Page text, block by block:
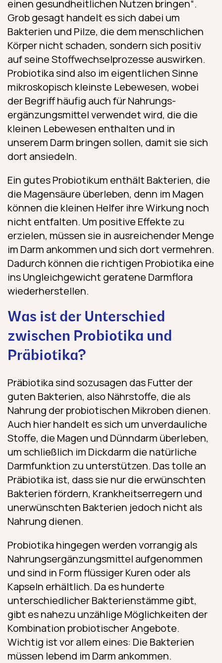
einen gesundheitlichen Nutzen bringen“.
Grob gesagt handelt es sich dabei um
Bakterien und Pilze, die dem menschlichen
Körper nicht schaden, sondern sich positiv
auf seine Stoffwechselprozesse auswirken.
Probiotika sind also im eigentlichen Sinne
mikroskopisch kleinste Lebewesen, wobei
der Begriff häufig auch für Nahrungs­
ergänzungs­mittel verwendet wird, die die
kleinen Lebewesen enthalten und in
unserem Darm bringen sollen, damit sie sich
dort ansiedeln.
Ein gutes Probiotikum enthält Bakterien, die
die Magensäure überleben, denn im Magen
können die kleinen Helfer ihre Wirkung noch
nicht entfalten. Um positive Effekte zu
erzielen, müssen sie in ausreichender Menge
im Darm ankommen und sich dort vermehren.
Dadurch können die richtigen Probiotika eine
ins Ungleichgewicht geratene Darmflora
wiederherstellen.
Was ist der Unterschied
zwischen Probiotika und
Präbiotika?
Präbiotika sind sozusagen das Futter der
guten Bakterien, also Nährstoffe, die als
Nahrung der probiotischen Mikroben dienen.
Auch hier handelt es sich um unverdauliche
Stoffe, die Magen und Dünndarm überleben,
um schließlich im Dickdarm die natürliche
Darmfunktion zu unterstützen. Das tolle an
Präbiotika ist, dass sie nur die erwünschten
Bakterien fördern, Krankheitserregern und
unerwünschten Bakterien jedoch nicht als
Nahrung dienen.
Probiotika hingegen werden vorrangig als
Nahrungs­ergänzungs­mittel aufgenommen
und sind in Form flüssiger Kuren oder als
Kapseln erhältlich. Da es hunderte
unterschiedlicher Bakterienstämme gibt,
gibt es nahezu unzählige Möglichkeiten der
Kombination probiotischer Angebote.
Wichtig ist vor allem eines: Die Bakterien
müssen lebend im Darm ankommen.